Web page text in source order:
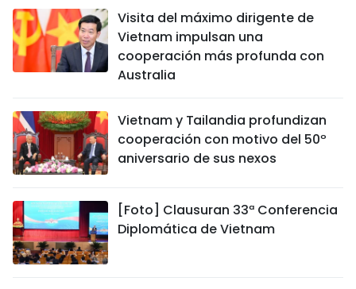
Visita del máximo dirigente de
Vietnam impulsan una
cooperación más profunda con
Australia
Vietnam y Tailandia profundizan
cooperación con motivo del 50º
aniversario de sus nexos
[Foto] Clausuran 33ª Conferencia
Diplomática de Vietnam